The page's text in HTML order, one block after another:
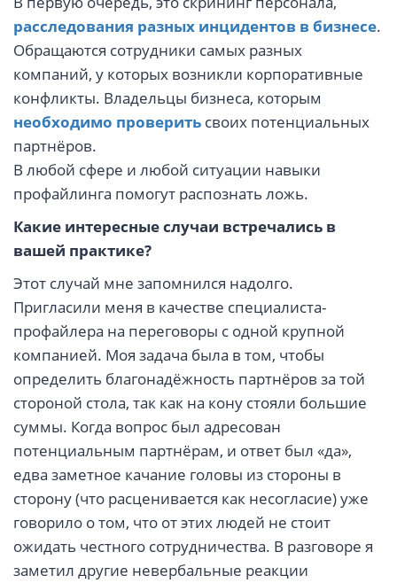
расследования разных инцидентов в бизнесе.
Обращаются сотрудники самых разных
компаний, у которых возникли корпоративные
конфликты. Владельцы бизнеса, которым
необходимо проверить своих потенциальных
партнёров.
В любой сфере и любой ситуации навыки
профайлинга помогут распознать ложь.
Какие интересные случаи встречались в
вашей практике?
Этот случай мне запомнился надолго.
Пригласили меня в качестве специалиста-
профайлера на переговоры с одной крупной
компанией. Моя задача была в том, чтобы
определить благонадёжность партнёров за той
стороной стола, так как на кону стояли большие
суммы. Когда вопрос был адресован
потенциальным партнёрам, и ответ был «да»,
едва заметное качание головы из стороны в
сторону (что расценивается как несогласие) уже
говорило о том, что от этих людей не стоит
ожидать честного сотрудничества. В разговоре я
заметил другие невербальные реакции